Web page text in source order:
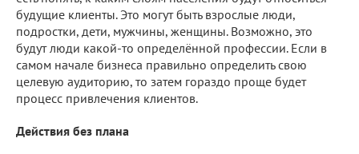
будущие клиенты. Это могут быть взрослые люди,
подростки, дети, мужчины, женщины. Возможно, это
будут люди какой-то определённой профессии. Если в
самом начале бизнеса правильно определить свою
целевую аудиторию, то затем гораздо проще будет
процесс привлечения клиентов.
Действия без плана